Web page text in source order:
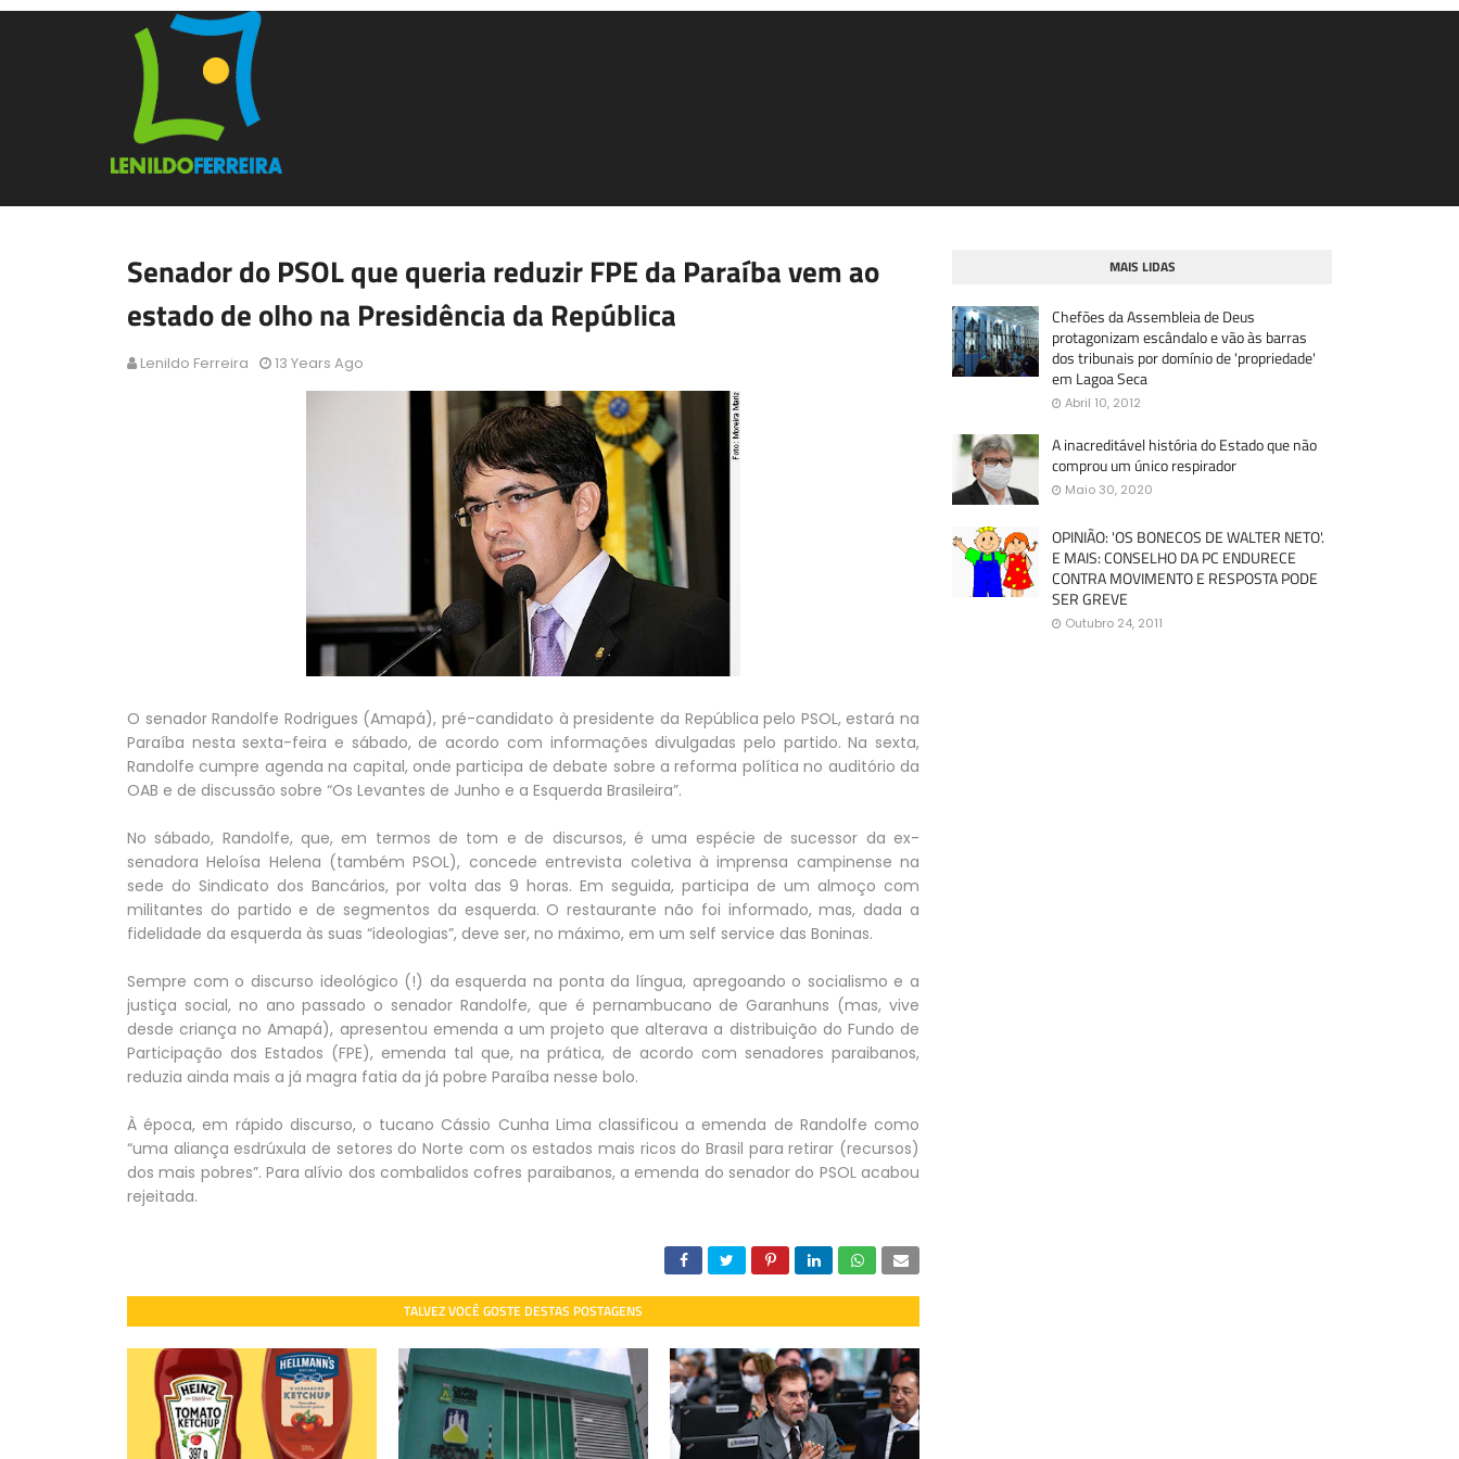
Senador do PSOL que queria reduzir FPE da Paraíba vem ao
estado de olho na Presidência da República
Lenildo Ferreira 13 Years Ago
O senador Randolfe Rodrigues (Amapá), pré-candidato à presidente da República pelo PSOL, estará na
Paraíba nesta sexta-feira e sábado, de acordo com informações divulgadas pelo partido. Na sexta,
Randolfe cumpre agenda na capital, onde participa de debate sobre a reforma política no auditório da
OAB e de discussão sobre “Os Levantes de Junho e a Esquerda Brasileira”.
No sábado, Randolfe, que, em termos de tom e de discursos, é uma espécie de sucessor da ex-
senadora Heloísa Helena (também PSOL), concede entrevista coletiva à imprensa campinense na
sede do Sindicato dos Bancários, por volta das 9 horas. Em seguida, participa de um almoço com
militantes do partido e de segmentos da esquerda. O restaurante não foi informado, mas, dada a
fidelidade da esquerda às suas “ideologias”, deve ser, no máximo, em um self service das Boninas.
Sempre com o discurso ideológico (!) da esquerda na ponta da língua, apregoando o socialismo e a
justiça social, no ano passado o senador Randolfe, que é pernambucano de Garanhuns (mas, vive
desde criança no Amapá), apresentou emenda a um projeto que alterava a distribuição do Fundo de
Participação dos Estados (FPE), emenda tal que, na prática, de acordo com senadores paraibanos,
reduzia ainda mais a já magra fatia da já pobre Paraíba nesse bolo.
À época, em rápido discurso, o tucano Cássio Cunha Lima classificou a emenda de Randolfe como
“uma aliança esdrúxula de setores do Norte com os estados mais ricos do Brasil para retirar (recursos)
dos mais pobres”. Para alívio dos combalidos cofres paraibanos, a emenda do senador do PSOL acabou
rejeitada.
TALVEZ VOCÊ GOSTE DESTAS POSTAGENS
MAIS LIDAS
Chefões da Assembleia de Deus
protagonizam escândalo e vão às barras
dos tribunais por domínio de 'propriedade'
em Lagoa Seca
Abril 10, 2012
A inacreditável história do Estado que não
comprou um único respirador
Maio 30, 2020
OPINIÃO: 'OS BONECOS DE WALTER NETO'.
E MAIS: CONSELHO DA PC ENDURECE
CONTRA MOVIMENTO E RESPOSTA PODE
SER GREVE
Outubro 24, 2011